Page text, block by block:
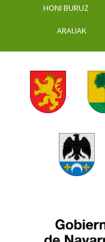
HONI BURUZ
ARAUAK